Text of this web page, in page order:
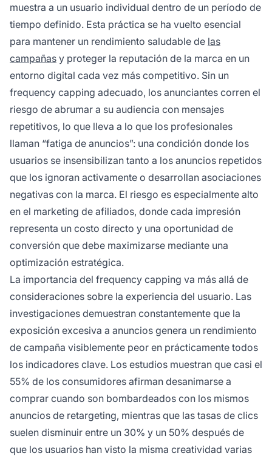
muestra a un usuario individual dentro de un período de
tiempo definido. Esta práctica se ha vuelto esencial
para mantener un rendimiento saludable de las
campañas y proteger la reputación de la marca en un
entorno digital cada vez más competitivo. Sin un
frequency capping adecuado, los anunciantes corren el
riesgo de abrumar a su audiencia con mensajes
repetitivos, lo que lleva a lo que los profesionales
llaman “fatiga de anuncios”: una condición donde los
usuarios se insensibilizan tanto a los anuncios repetidos
que los ignoran activamente o desarrollan asociaciones
negativas con la marca. El riesgo es especialmente alto
en el marketing de afiliados, donde cada impresión
representa un costo directo y una oportunidad de
conversión que debe maximizarse mediante una
optimización estratégica.
La importancia del frequency capping va más allá de
consideraciones sobre la experiencia del usuario. Las
investigaciones demuestran constantemente que la
exposición excesiva a anuncios genera un rendimiento
de campaña visiblemente peor en prácticamente todos
los indicadores clave. Los estudios muestran que casi el
55% de los consumidores afirman desanimarse a
comprar cuando son bombardeados con los mismos
anuncios de retargeting, mientras que las tasas de clics
suelen disminuir entre un 30% y un 50% después de
que los usuarios han visto la misma creatividad varias